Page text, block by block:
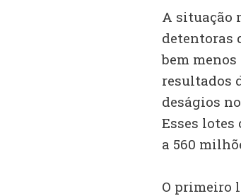
A situação
detentoras
bem
resultados
deságios
Esses
a 560
O primeiro